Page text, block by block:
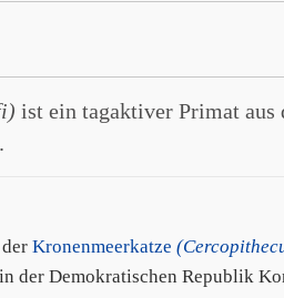
ist ein tagaktiver Primat aus
.
Kronenmeerkatze
der Demokratischen Republik